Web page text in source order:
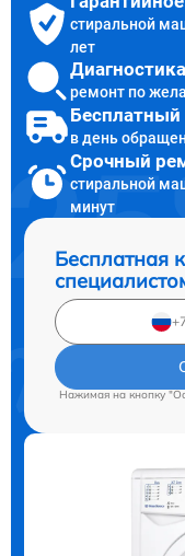
стиральной
лет
ремонт по
в день
Срочный
стиральной
минут
Бесплатная
Нажимая на кнопку